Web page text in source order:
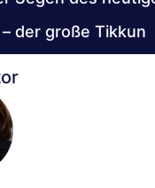
der große Tikkun